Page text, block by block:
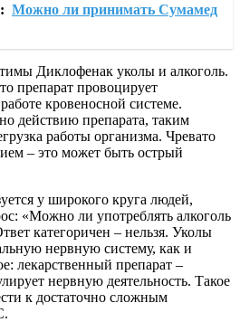
Можно ли принимать Сумамед
Диклофенак уколы и алкоголь.
препарат провоцирует
кровеносной системе.
действию препарата, таким
работы организма. Чревато
– это может быть острый
у широкого круга людей,
«Можно ли употреблять алкоголь
категоричен – нельзя. Уколы
нервную систему, как и
лекарственный препарат –
нервную деятельность. Такое
к достаточно сложным